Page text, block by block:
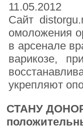
11.05.2012
Сайт
омоложения
в арсенале
варикозе,
укрепляют
СТАНУ